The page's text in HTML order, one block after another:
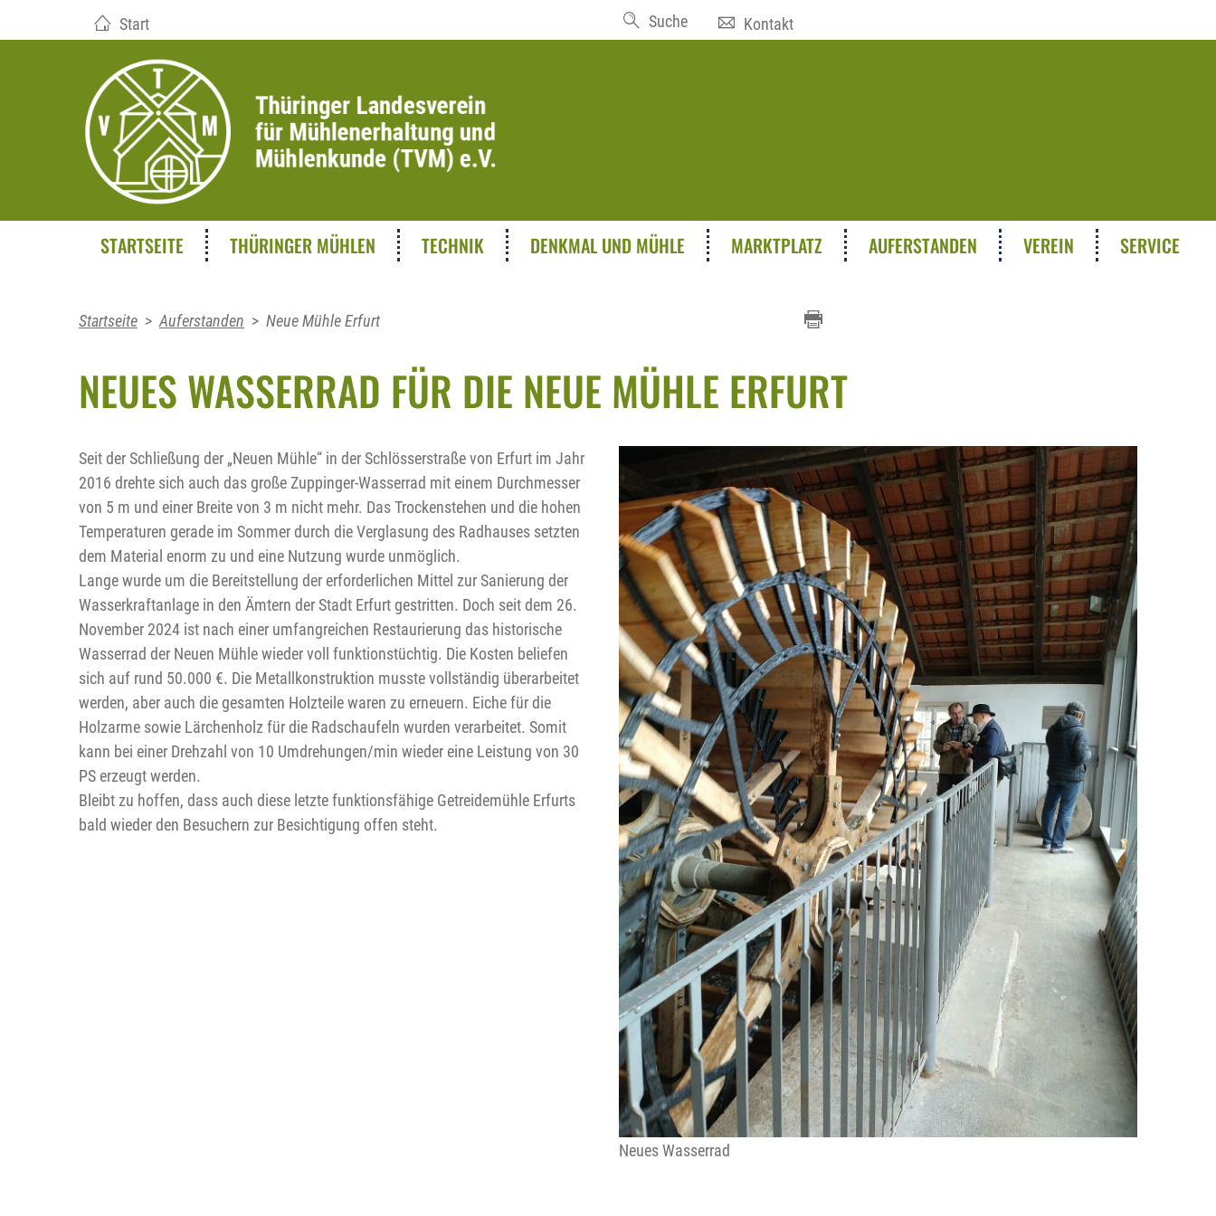
Start Suche Kontakt
STARTSEITE THÜRINGER MÜHLEN TECHNIK DENKMAL UND MÜHLE MARKTPLATZ AUFERSTANDEN VEREIN SERVICE
Startseite > Auferstanden > Neue Mühle Erfurt
NEUES WASSERRAD FÜR DIE NEUE MÜHLE ERFURT
Seit der Schließung der „Neuen Mühle“ in der Schlösserstraße von Erfurt im Jahr
2016 drehte sich auch das große Zuppinger-Wasserrad mit einem Durchmesser
von 5 m und einer Breite von 3 m nicht mehr. Das Trockenstehen und die hohen
Temperaturen gerade im Sommer durch die Verglasung des Radhauses setzten
dem Material enorm zu und eine Nutzung wurde unmöglich.
Lange wurde um die Bereitstellung der erforderlichen Mittel zur Sanierung der
Wasserkraftanlage in den Ämtern der Stadt Erfurt gestritten. Doch seit dem 26.
November 2024 ist nach einer umfangreichen Restaurierung das historische
Wasserrad der Neuen Mühle wieder voll funktionstüchtig. Die Kosten beliefen
sich auf rund 50.000 €. Die Metallkonstruktion musste vollständig überarbeitet
werden, aber auch die gesamten Holzteile waren zu erneuern. Eiche für die
Holzarme sowie Lärchenholz für die Radschaufeln wurden verarbeitet. Somit
kann bei einer Drehzahl von 10 Umdrehungen/min wieder eine Leistung von 30
PS erzeugt werden.
Bleibt zu hoffen, dass auch diese letzte funktionsfähige Getreidemühle Erfurts
bald wieder den Besuchern zur Besichtigung offen steht.
Neues Wasserrad